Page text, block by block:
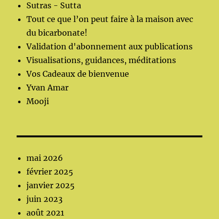
Sutras - Sutta
Tout ce que l’on peut faire à la maison avec
du bicarbonate!
Validation d'abonnement aux publications
Visualisations, guidances, méditations
Vos Cadeaux de bienvenue
Yvan Amar
Mooji
mai 2026
février 2025
janvier 2025
juin 2023
août 2021